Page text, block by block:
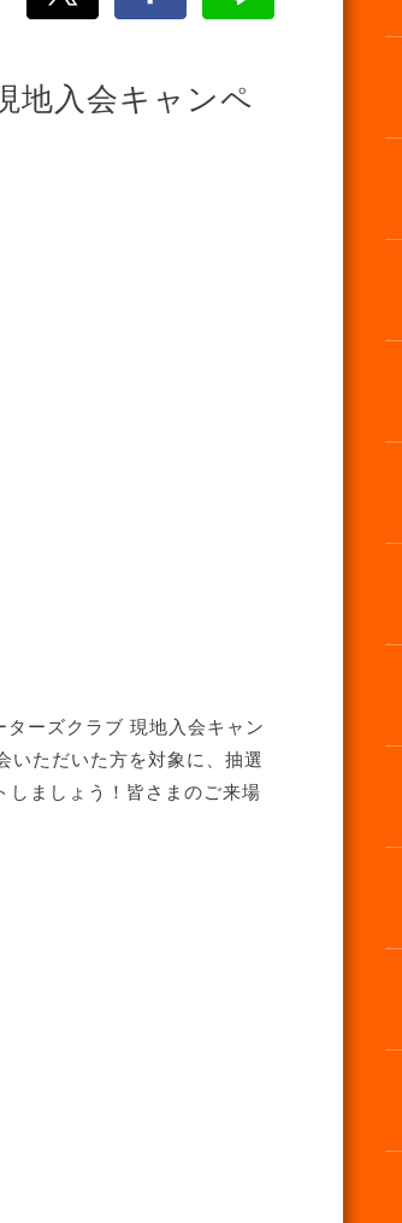
地入会キャンペ
ーズクラブ 現地入会キャン
いただいた方を対象に、抽選
しましょう！皆さまのご来場